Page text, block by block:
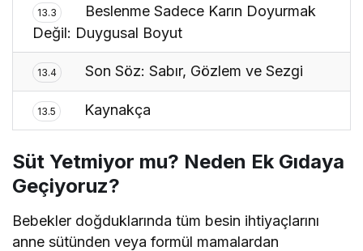
13.3
Beslenme Sadece Karın Doyurmak
Değil: Duygusal Boyut
13.4 Son Söz: Sabır, Gözlem ve Sezgi
13.5 Kaynakça
Süt Yetmiyor mu? Neden Ek Gıdaya
Geçiyoruz?
Bebekler doğduklarında tüm besin ihtiyaçlarını
anne sütünden veya formül mamalardan